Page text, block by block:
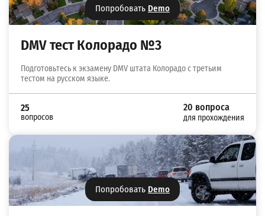
Попробовать Demo
DMV тест Колорадо №3
Подготовьтесь к экзамену DMV штата Колорадо с третьим
тестом на русском языке.
25
вопросов
20 вопроса
для прохождения
Попробовать Demo